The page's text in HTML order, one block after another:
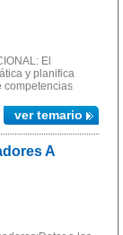
El
y planifica
competencias
ver temario
A